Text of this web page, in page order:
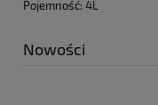
Pojemność: 4L
Nowości